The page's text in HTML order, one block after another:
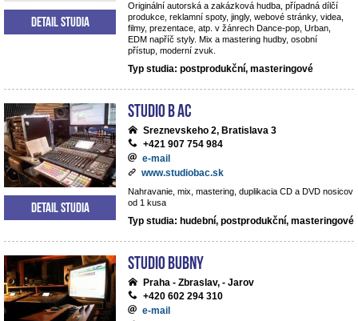
Originální autorská a zakázková hudba, případná dílčí
produkce, reklamní spoty, jingly, webové stránky, videa,
filmy, prezentace, atp. v žánrech Dance-pop, Urban,
EDM napříč styly. Mix a mastering hudby, osobní
přístup, moderní zvuk.
Typ studia: postprodukční, masteringové
Detail studia
Studio B AC
Sreznevskeho 2, Bratislava 3
+421 907 754 984
e-mail
www.studiobac.sk
Nahravanie, mix, mastering, duplikacia CD a DVD nosicov
od 1 kusa
Typ studia: hudební, postprodukční, masteringové
Detail studia
Studio BUBNY
Praha - Zbraslav, - Jarov
+420 602 294 310
e-mail